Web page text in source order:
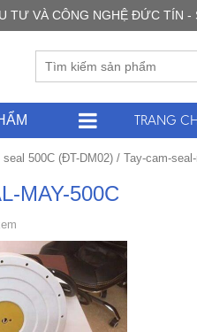
TƯ VÀ CÔNG NGHỆ ĐỨC TÍN
TRANG
seal 500C (ĐT-DM02) / Tay-cam-
MAY-500C